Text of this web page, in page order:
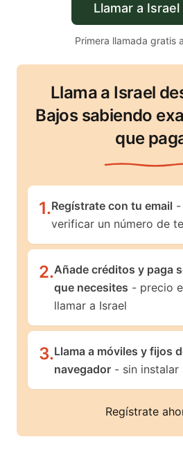
Llamar a Israel
Primera llamada gratis
Llama a Israel
Bajos sabiendo
que
1.Regístrate con tu email -
verificar un número de
2.Añade créditos y paga
que necesites - precio
llamar a Israel
3.Llama a móviles y fijos
navegador - sin instalar
Regístrate